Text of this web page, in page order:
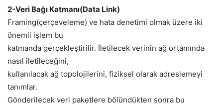
2-Veri Bağı Katmanı(Data Link)
Framing(çerçeveleme) ve hata denetimi olmak üzere iki
önemli işlem bu
katmanda gerçekleştirilir. İletilecek verinin ağ ortamında
nasıl iletileceğini,
kullanılacak ağ topolojilerini, fiziksel olarak adreslemeyi
tanımlar.
Gönderilecek veri paketlere bölündükten sonra bu